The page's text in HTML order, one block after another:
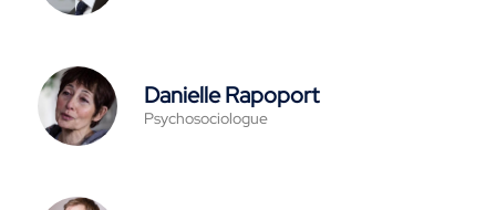
Danielle Rapoport
Psychosociologue